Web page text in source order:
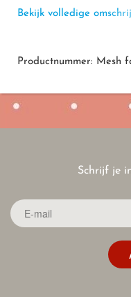
Bekijk volledige
Productnummer: Mesh
Schrijf je